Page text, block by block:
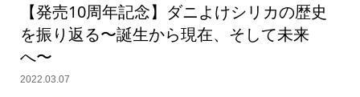
【発売10周年記念】ダニよけシリカの歴史
を振り返る〜誕生から現在、そして未来
へ〜
2022.03.07